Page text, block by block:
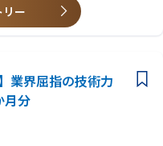
ー
業界屈指の技術力
月分